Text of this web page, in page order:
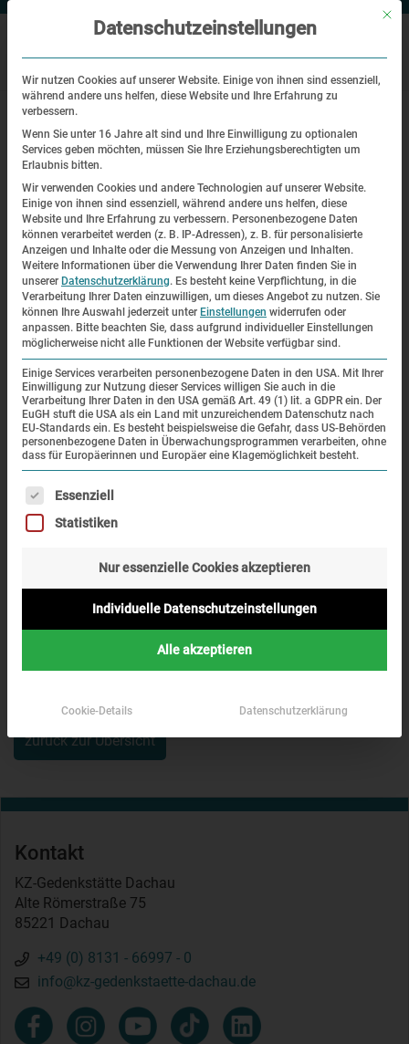
Startseite |
76. Jahrestag der Befreiung, Zeitzeugengespräch
Überlebende erzählen: Georg Heller
| 30.04.2021 | 10:20—11:30
Georg Heller wurde im Januar 1945 mit 22 Jahren aus dem
Konzentrations- und Vernichtungslager Auschwitz in das
Außenlager Mühldorf des KZ Dachau überstellt und am 29.
zurück zur Übersicht
Kontakt
KZ-Gedenkstätte Dachau
Alte Römerstraße 75
85221 Dachau
+49 (0) 8131 - 66997 - 0
info@kz-gedenkstaette-dachau.de
Mit
Datenschutzeinstellungen
Wir nutzen Cookies auf unserer Website. Einige von ihnen sind essenziell,
während andere uns helfen, diese Website und Ihre Erfahrung zu
verbessern.
Wenn Sie unter 16 Jahre alt sind und Ihre Einwilligung zu optionalen
Services geben möchten, müssen Sie Ihre Erziehungsberechtigten um
Erlaubnis bitten.
Wir verwenden Cookies und andere Technologien auf unserer Website.
Einige von ihnen sind essenziell, während andere uns helfen, diese
Website und Ihre Erfahrung zu verbessern. Personenbezogene Daten
können verarbeitet werden (z. B. IP-Adressen), z. B. für personalisierte
Anzeigen und Inhalte oder die Messung von Anzeigen und Inhalten.
Weitere Informationen über die Verwendung Ihrer Daten finden Sie in
unserer Datenschutzerklärung. Es besteht keine Verpflichtung, in die
Verarbeitung Ihrer Daten einzuwilligen, um dieses Angebot zu nutzen. Sie
können Ihre Auswahl jederzeit unter Einstellungen widerrufen oder
anpassen. Bitte beachten Sie, dass aufgrund individueller Einstellungen
möglicherweise nicht alle Funktionen der Website verfügbar sind.
Einige Services verarbeiten personenbezogene Daten in den USA. Mit Ihrer
Einwilligung zur Nutzung dieser Services willigen Sie auch in die
Verarbeitung Ihrer Daten in den USA gemäß Art. 49 (1) lit. a GDPR ein. Der
EuGH stuft die USA als ein Land mit unzureichendem Datenschutz nach
EU-Standards ein. Es besteht beispielsweise die Gefahr, dass US-Behörden
personenbezogene Daten in Überwachungsprogrammen verarbeiten, ohne
dass für Europäerinnen und Europäer eine Klagemöglichkeit besteht.
Es folgt eine Liste der Service-Gruppen, für die eine
Essenziell
Statistiken
Nur essenzielle Cookies akzeptieren
Individuelle Datenschutzeinstellungen
Alle akzeptieren
Cookie-Details Datenschutzerklärung